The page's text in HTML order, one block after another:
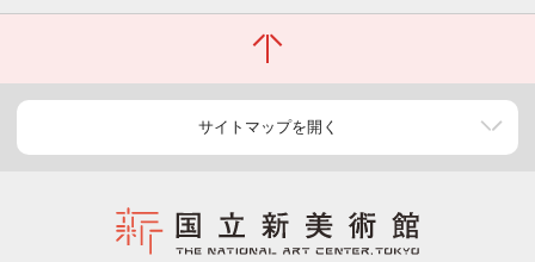
サイトマップを開く